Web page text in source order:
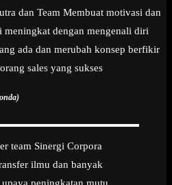
dan Team Membuat motivasi dan
meningkat dengan mengenali diri
ada dan merubah konsep berfikir
sales yang sukses
team Sinergi Corpora
ilmu dan banyak